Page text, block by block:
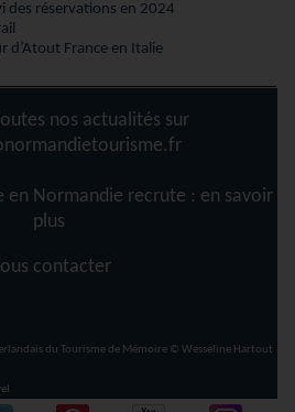
des réservations en 2024
d’Atout France en Italie
nos actualités sur
en Normandie recrute : en savoir
plus
contacter
du Tourisme de Mémoire © Wesseline Hartout